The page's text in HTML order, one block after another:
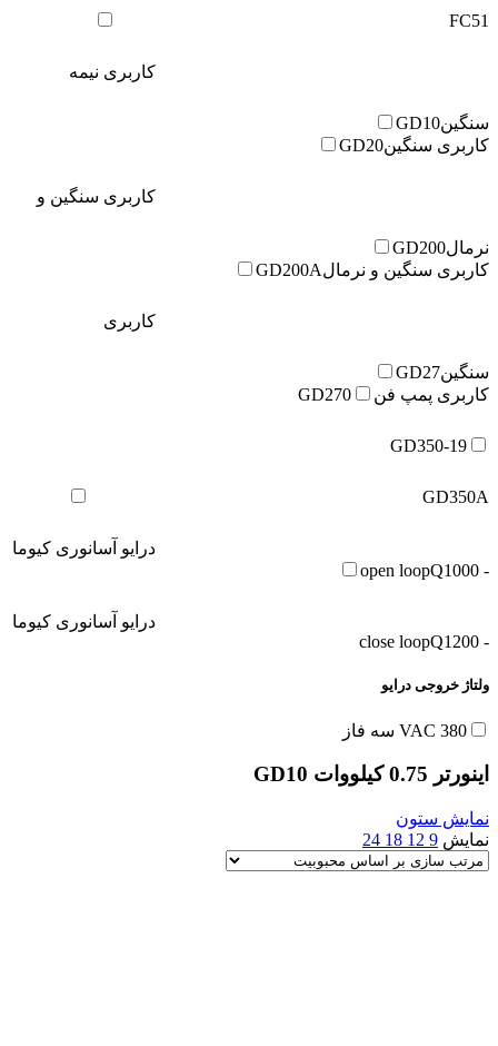
FC51
کاربری نیمه
سنگینGD10
کاربری سنگینGD20
کاربری سنگین و
نرمالGD200
کاربری سنگین و نرمالGD200A
کاربری
سنگینGD27
کاربری پمپ فن
GD270
GD350-19
GD350A
درایو آسانوری کیوما
- open loop
Q1000
درایو آسانوری کیوما
- close loop
Q1200
ولتاژ خروجی درایو
380 VAC سه فاز
اینورتر 0.75 کیلووات GD10
نمایش ستون
نمایش 9
12
18
24